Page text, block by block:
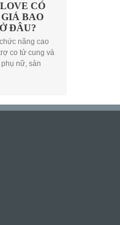
CÓ
BAO
ĐÂU?
năng cao
co tử cung và
nữ, sản